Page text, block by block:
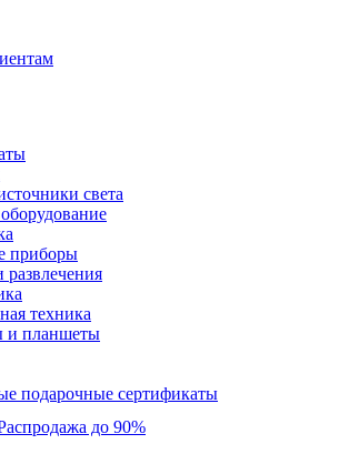
света
приборы
техника
и планшеты
подарочные сертификаты
до 90%